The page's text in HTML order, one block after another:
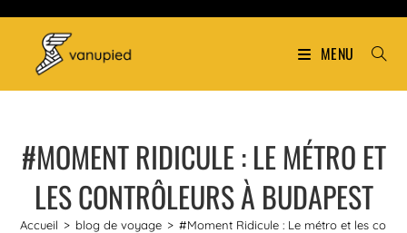
MENU
#MOMENT RIDICULE : LE MÉTRO ET
LES CONTRÔLEURS À BUDAPEST
Accueil > blog de voyage > #Moment Ridicule : Le métro et les